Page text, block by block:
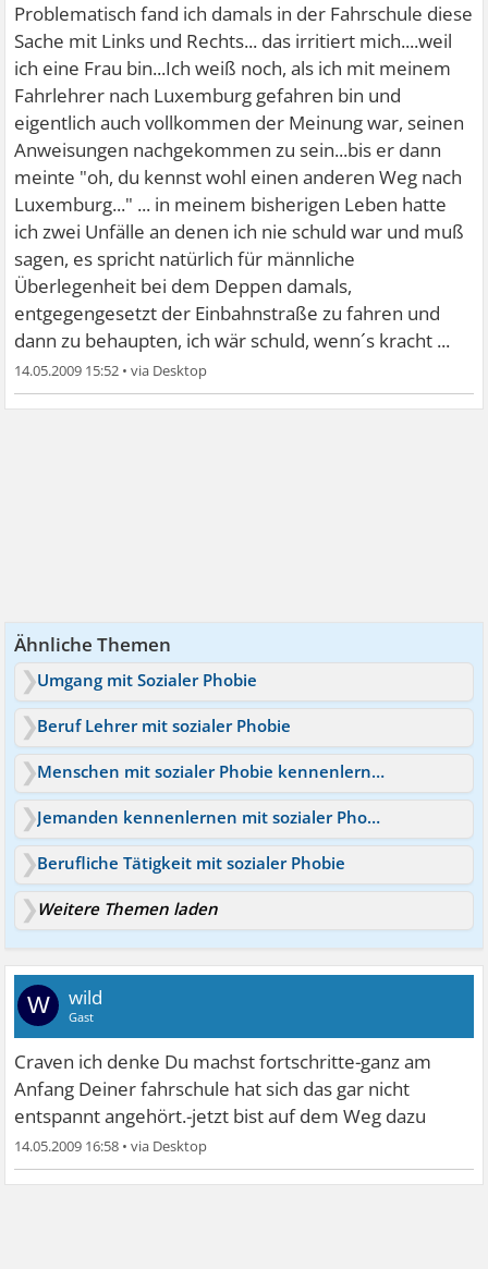
Problematisch fand ich damals in der Fahrschule diese
Sache mit Links und Rechts... das irritiert mich....weil
ich eine Frau bin...Ich weiß noch, als ich mit meinem
Fahrlehrer nach Luxemburg gefahren bin und
eigentlich auch vollkommen der Meinung war, seinen
Anweisungen nachgekommen zu sein...bis er dann
meinte "oh, du kennst wohl einen anderen Weg nach
Luxemburg..." ... in meinem bisherigen Leben hatte
ich zwei Unfälle an denen ich nie schuld war und muß
sagen, es spricht natürlich für männliche
Überlegenheit bei dem Deppen damals,
entgegengesetzt der Einbahnstraße zu fahren und
dann zu behaupten, ich wär schuld, wenn´s kracht ...
14.05.2009 15:52 •
Ähnliche Themen
Umgang mit Sozialer Phobie
Beruf Lehrer mit sozialer Phobie
Menschen mit sozialer Phobie kennenlernen
Jemanden kennenlernen mit sozialer Phobie?
Berufliche Tätigkeit mit sozialer Phobie
Weitere Themen laden
W wild
Gast
Craven ich denke Du machst fortschritte-ganz am
Anfang Deiner fahrschule hat sich das gar nicht
entspannt angehört.-jetzt bist auf dem Weg dazu
14.05.2009 16:58 •